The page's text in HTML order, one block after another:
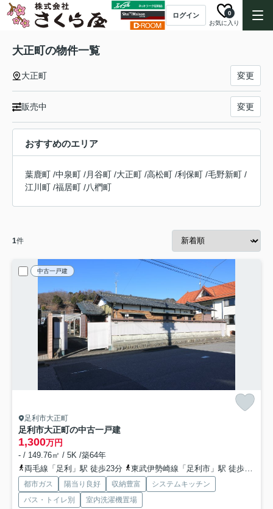
ログイン
お気に入り
0
大正町の物件一覧
大正町 変更
販売中 変更
おすすめのエリア
葉鹿町 /中泉町 /月谷町 /大正町 /高松町 /利保町 /毛野新町 /
江川町 /福居町 /八椚町
1件
中古一戸建
足利市大正町
足利市大正町の中古一戸建
1,300万円
- / 149.76㎡ / 5K /築64年
両毛線「足利」駅 徒歩23分
東武伊勢崎線「足利市」駅 徒歩25分
都市ガス 陽当り良好 収納豊富
システムキッチン
バス・トイレ別
室内洗濯機置場